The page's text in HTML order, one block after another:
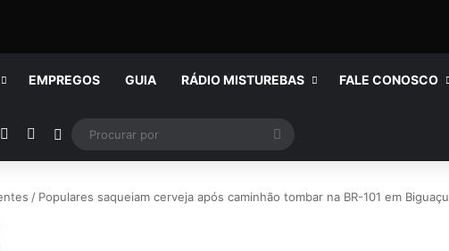
EMPREGOS GUIA RÁDIO MISTUREBAS FALE CONOSCO
WhatsApp
Rádio Switch skin
por
/ Populares saqueiam cerveja após caminhão tombar na BR-101 em Biguaçu